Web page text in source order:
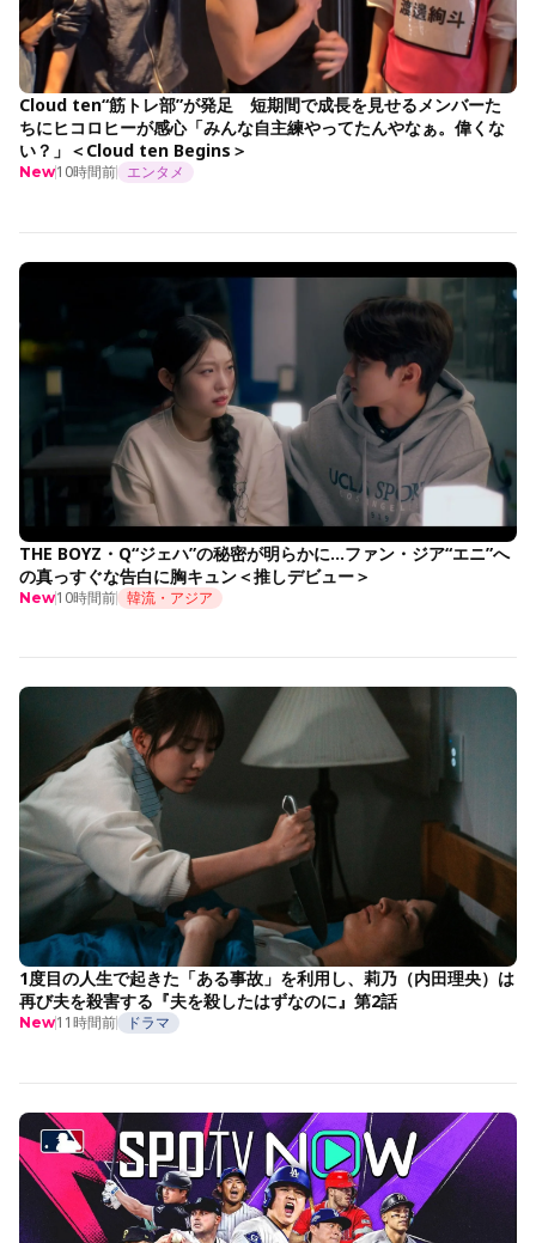
Cloud ten“筋トレ部”が発足 短期間で成長を見せるメンバーた
ちにヒコロヒーが感心「みんな自主練やってたんやなぁ。偉くな
い？」＜Cloud ten Begins＞
New10時間前 エンタメ
THE BOYZ・Q“ジェハ”の秘密が明らかに…ファン・ジア“エニ”へ
の真っすぐな告白に胸キュン＜推しデビュー＞
New10時間前 韓流・アジア
1度目の人生で起きた「ある事故」を利用し、莉乃（内田理央）は
再び夫を殺害する『夫を殺したはずなのに』第2話
New11時間前 ドラマ